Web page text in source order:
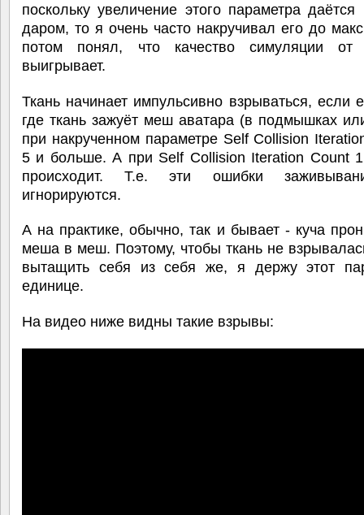
поскольку увеличение этого параметра
даром, то я очень часто накручивал его до
потом понял, что качество симуляции от
выигрывает.
Ткань начинает импульсивно взрываться, если
где ткань зажуёт меш аватара (в подмышках
при накрученном параметре Self Collision
5 и больше. А при Self Collision Iteration Count 1
происходит. Т.е. эти ошибки
игнорируются.
А на практике, обычно, так и бывает - куча
меша в меш. Поэтому, чтобы ткань не
вытащить себя из себя же, я держу этот
единице.
На видео ниже видны такие взрывы: